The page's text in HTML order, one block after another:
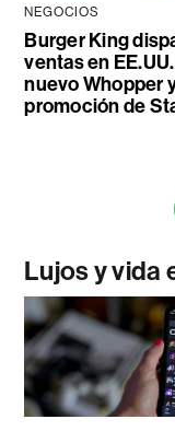
NEGOCIOS
Burger King
ventas en
nuevo Whopper
promoción de
Lujos y vida